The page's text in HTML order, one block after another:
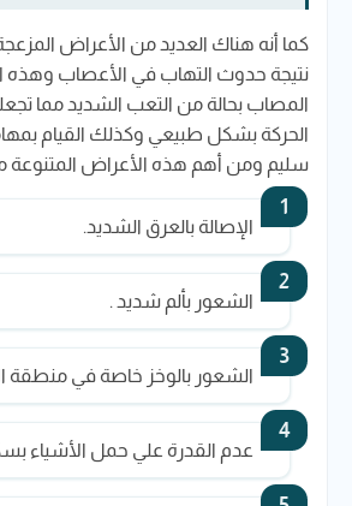
كما أنه هناك العديد من الأعراض
نتيجة حدوث التهاب في الأعصاب وهذه
المصاب بحالة من التعب الشديد مما
الحركة بشكل طبيعي وكذلك القيام
سليم ومن أهم هذه الأعراض المتنوعة
الإصالة بالعرق الشديد.
الشعور بألم شديد .
الشعور بالوخز خاصة في منطقة
عدم القدرة علي حمل الأشياء